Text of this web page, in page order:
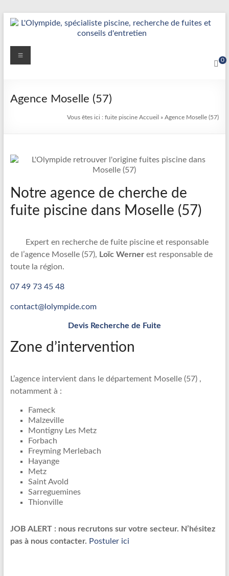
Aller
au
Détection
Réparation
Fuite
L’Olympide
Expert
France
partout
France
par
canalisations
0
Menu
Agence Moselle (57)
Vous êtes ici : fuite piscineAccueil »Agence Moselle (57)
Notre agence de cherche de
fuite piscine dans Moselle (57)
Expert en recherche de fuite piscine et responsable
de l’agence Moselle (57), Loïc Wernerest responsable de
toute la région.
07 49 73 45 48
contact@lolympide.com
Devis Recherche de Fuite
Zone d’intervention
L’agence intervient dans le département Moselle (57) ,
notamment à :
Fameck
Malzeville
Montigny Les Metz
Forbach
Freyming Merlebach
Hayange
Metz
Saint Avold
Sarreguemines
Thionville
JOB ALERT : nous recrutons sur votre secteur. N’hésitez
pas à nous contacter. Postuler ici